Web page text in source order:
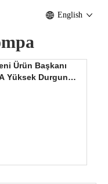
English
Ürün Başkanı
Yüksek Durguncu